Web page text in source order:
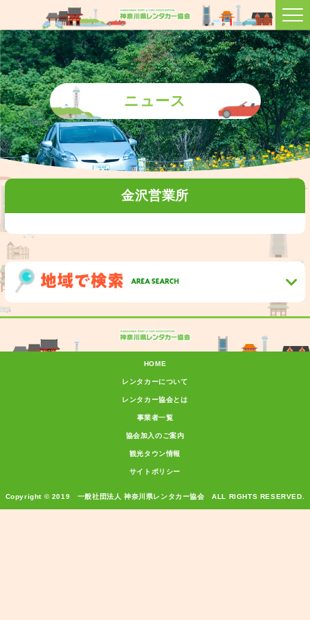
ニュース
金沢営業所
HOME
レンタカーについて
レンタカー協会とは
事業者一覧
協会加入のご案内
観光タウン情報
サイトポリシー
Copyright © 2019 一般社団法人 神奈川県レンタカー協会 ALL RIGHTS RESERVED.